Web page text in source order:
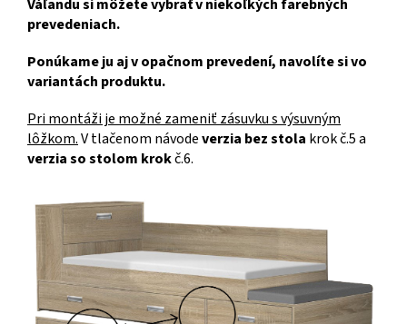
Váľandu si môžete vybrať v niekoľkých farebných
prevedeniach.
Ponúkame ju aj v opačnom prevedení, navolíte si vo
variantách produktu.
Pri montáži je možné zameniť zásuvku s výsuvným
lôžkom.V tlačenom návodeverzia bez stola krok č.5 a
verzia so stolom krokč.6.